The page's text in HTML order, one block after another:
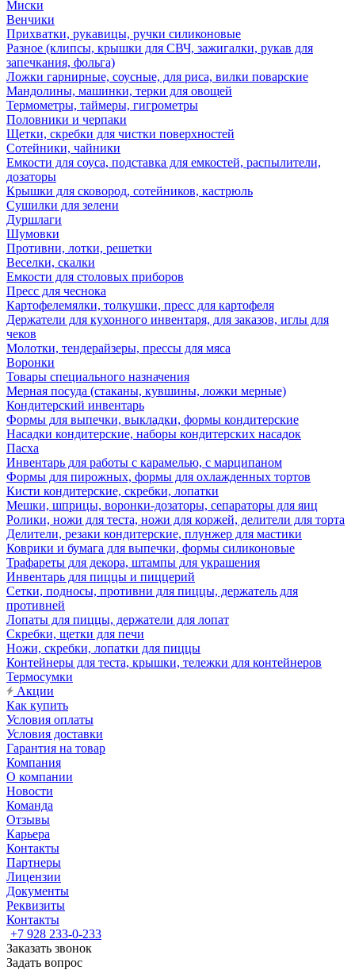
Миски
Венчики
Прихватки, рукавицы, ручки силиконовые
Разное (клипсы, крышки для СВЧ, зажигалки, рукав для
запечкания, фольга)
Ложки гарнирные, соусные, для риса, вилки поварские
Мандолины, машинки, терки для овощей
Термометры, таймеры, гигрометры
Половники и черпаки
Щетки, скребки для чистки поверхностей
Сотейники, чайники
Емкости для соуса, подставка для емкостей, распылители,
дозаторы
Крышки для сковород, сотейников, кастрюль
Сушилки для зелени
Дуршлаги
Шумовки
Противни, лотки, решетки
Веселки, скалки
Емкости для столовых приборов
Пресс для чеснока
Картофелемялки, толкушки, пресс для картофеля
Держатели для кухонного инвентаря, для заказов, иглы для
чеков
Молотки, тендерайзеры, прессы для мяса
Воронки
Товары специального назначения
Мерная посуда (стаканы, кувшины, ложки мерные)
Кондитерский инвентарь
Формы для выпечки, выкладки, формы кондитерские
Насадки кондитерские, наборы кондитерских насадок
Пасха
Инвентарь для работы с карамелью, с марципаном
Формы для пирожных, формы для охлажденных тортов
Кисти кондитерские, скребки, лопатки
Мешки, шприцы, воронки-дозаторы, сепараторы для яиц
Ролики, ножи для теста, ножи для коржей, делители для торта
Делители, резаки кондитерские, плунжер для мастики
Коврики и бумага для выпечки, формы силиконовые
Трафареты для декора, штампы для украшения
Инвентарь для пиццы и пиццерий
Сетки, подносы, противни для пиццы, держатель для
противней
Лопаты для пиццы, держатели для лопат
Скребки, щетки для печи
Ножи, скребки, лопатки для пиццы
Контейнеры для теста, крышки, тележки для контейнеров
Термосумки
Акции
Как купить
Условия оплаты
Условия доставки
Гарантия на товар
Компания
О компании
Новости
Команда
Отзывы
Карьера
Контакты
Партнеры
Лицензии
Документы
Реквизиты
Контакты
+7 928 233-0-233
Заказать звонок
Задать вопрос